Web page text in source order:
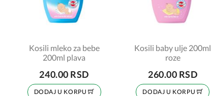
Kosili mleko za bebe
200ml plava
240.00 RSD
DODAJ U KORPU
Kosili baby ulje 200ml
roze
260.00 RSD
DODAJ U KORPU